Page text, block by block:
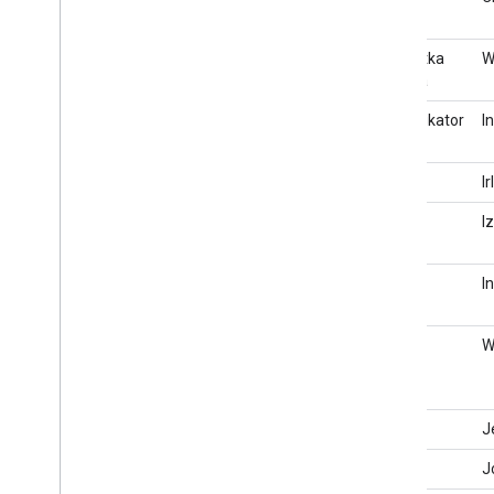
jednostka
Identyfikator